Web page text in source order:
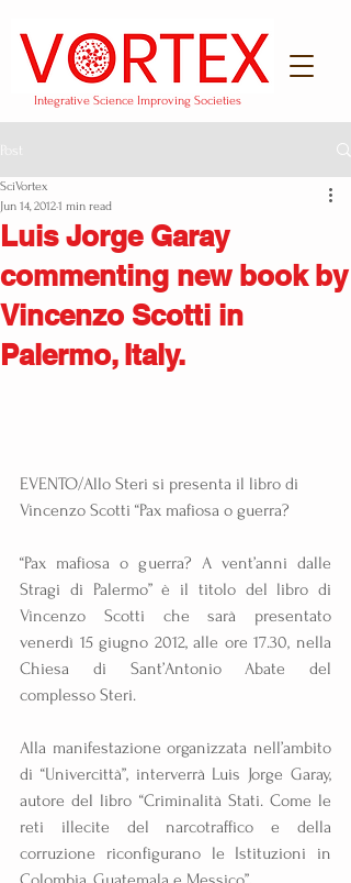
Integrative Science Improving Societies
Post
Luis Jorge Garay
commenting new book by
Vincenzo Scotti in
Palermo, Italy.
SciVortex
Jun 14, 20121 min read
EVENTO/Allo Steri si presenta il libro di
Vincenzo Scotti “Pax mafiosa o guerra?
“Pax mafiosa o guerra? A vent’anni dalle
Stragi di Palermo” è il titolo del libro di
Vincenzo Scotti che sarà presentato
venerdì 15 giugno 2012, alle ore 17.30, nella
Chiesa di Sant’Antonio Abate del
complesso Steri.
Alla manifestazione organizzata nell’ambito
di “Univercittà”, interverrà Luis Jorge Garay,
autore del libro “Criminalità Stati. Come le
reti illecite del narcotraffico e della
corruzione riconfigurano le Istituzioni in